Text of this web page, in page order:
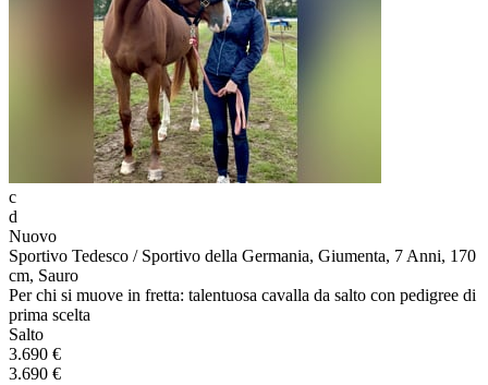
c
d
Nuovo
Sportivo Tedesco / Sportivo della Germania, Giumenta, 7 Anni, 170
cm, Sauro
Per chi si muove in fretta: talentuosa cavalla da salto con pedigree di
prima scelta
Salto
3.690 €
3.690 €